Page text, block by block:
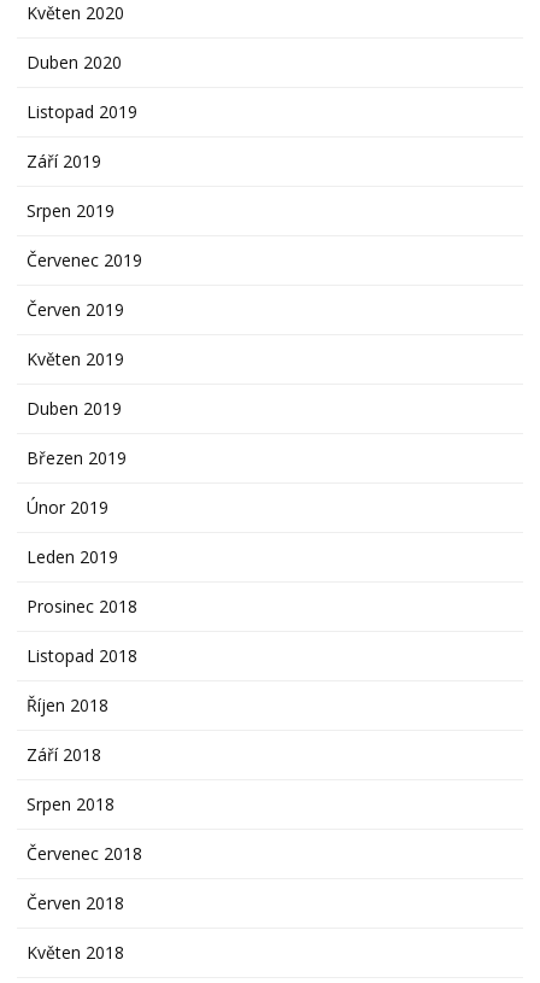
Květen 2020
Duben 2020
Listopad 2019
Září 2019
Srpen 2019
Červenec 2019
Červen 2019
Květen 2019
Duben 2019
Březen 2019
Únor 2019
Leden 2019
Prosinec 2018
Listopad 2018
Říjen 2018
Září 2018
Srpen 2018
Červenec 2018
Červen 2018
Květen 2018